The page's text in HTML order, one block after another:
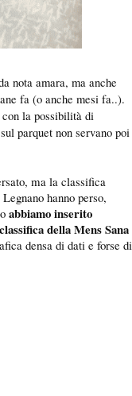
nota amara, ma anche
fa (o anche mesi fa..).
la possibilità di
parquet non servano poi
ma la classifica
hanno perso,
abbiamo inserito
della Mens Sana
densa di dati e forse di